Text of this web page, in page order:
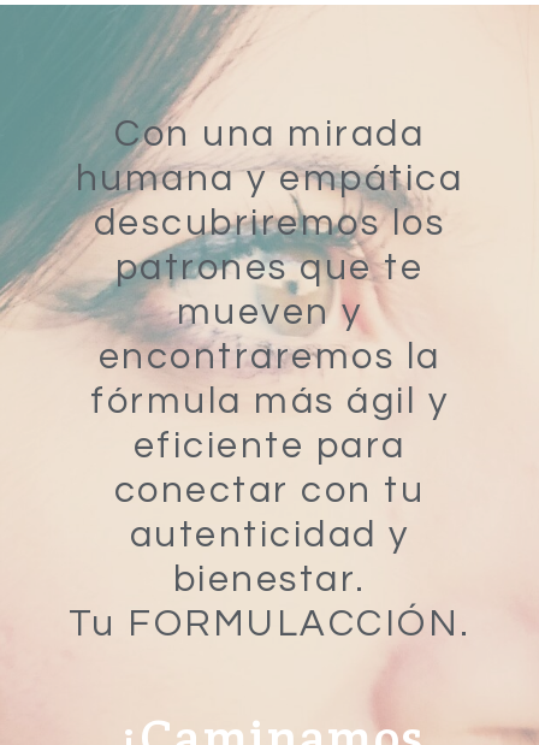
Con una mirada
humana y empática
descubriremos los
patrones que te
mueven y
encontraremos la
fórmula más ágil y
eficiente para
conectar con tu
autenticidad y
bienestar.
Tu FORMULACCIÓN.